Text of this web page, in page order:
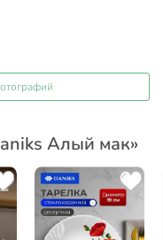
Алый мак»